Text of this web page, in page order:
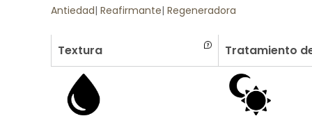
Antiedad| Reafirmante| Regeneradora
Textura Tratamiento